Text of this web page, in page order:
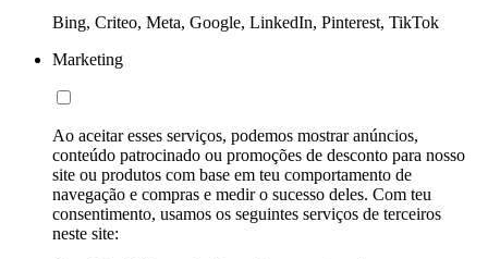
Bing, Criteo, Meta, Google, LinkedIn, Pinterest, TikTok
Marketing
Ao aceitar esses serviços, podemos mostrar anúncios,
conteúdo patrocinado ou promoções de desconto para nosso
site ou produtos com base em teu comportamento de
navegação e compras e medir o sucesso deles. Com teu
consentimento, usamos os seguintes serviços de terceiros
neste site: